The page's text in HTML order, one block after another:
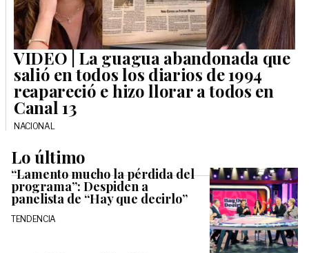
VIDEO | La guagua abandonada que
salió en todos los diarios de 1994
reapareció e hizo llorar a todos en
Canal 13
NACIONAL
Lo último
“Lamento mucho la pérdida del
programa”: Despiden a
panelista de “Hay que decirlo”
TENDENCIA